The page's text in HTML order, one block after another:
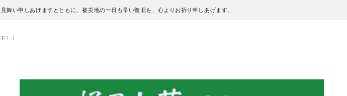
舞い申しあげますとともに、被災地の一日も早い復旧を、心よりお祈り申しあげます。
！！